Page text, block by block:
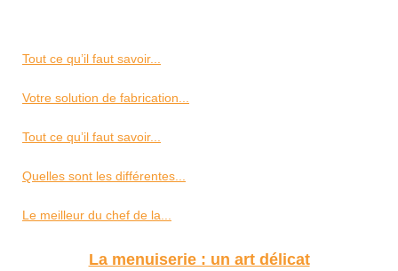
Tout ce qu’il faut savoir...
Votre solution de fabrication...
Tout ce qu’il faut savoir...
Quelles sont les différentes...
Le meilleur du chef de la...
La menuiserie : un art délicat